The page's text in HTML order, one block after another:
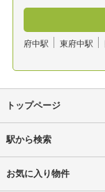
府中駅 東府中駅
トップページ
駅から検索
お気に入り物件